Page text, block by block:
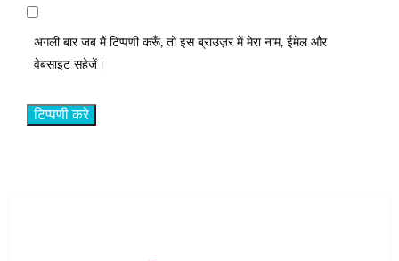
अगली बार जब मैं टिप्पणी करूँ, तो इस ब्राउज़र में मेरा नाम, ईमेल और
वेबसाइट सहेजें।